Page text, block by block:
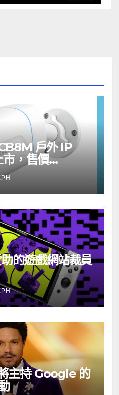
戶外 IP
，售價
的遊戲網站裁員
主持 Google 的